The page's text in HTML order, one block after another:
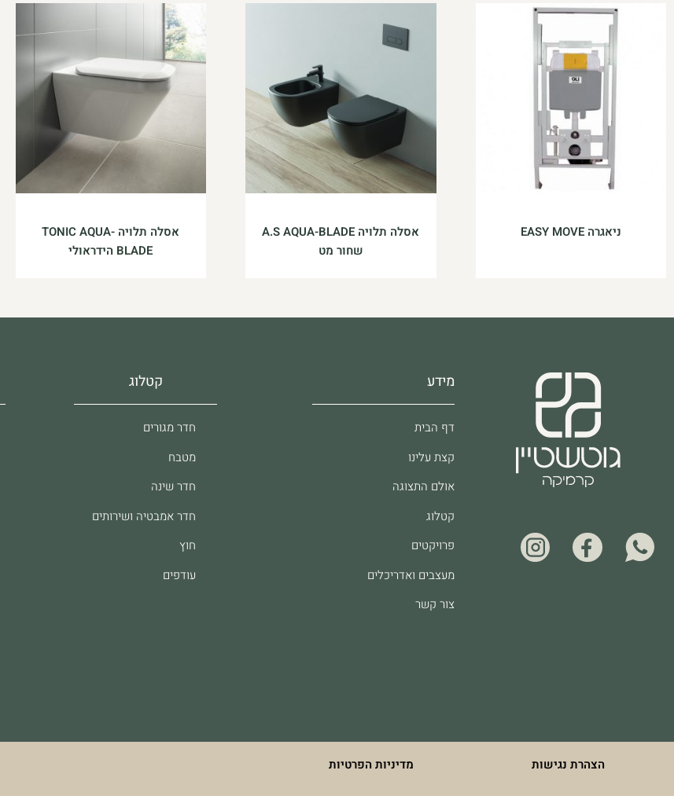
ניאגרה EASY MOVE
אסלה תלויה A.S AQUA-BLADE
שחור מט
אסלה תלויה TONIC AQUA-
BLADE הידראולי
מידע
דף הבית
קצת עלינו
אולם התצוגה
קטלוג
פרויקטים
מעצבים ואדריכלים
צור קשר
קטלוג
חדר מגורים
מטבח
חדר שינה
חדר אמבטיה ושירותים
חוץ
עודפים
הצהרת נגישות מדיניות הפרטיות